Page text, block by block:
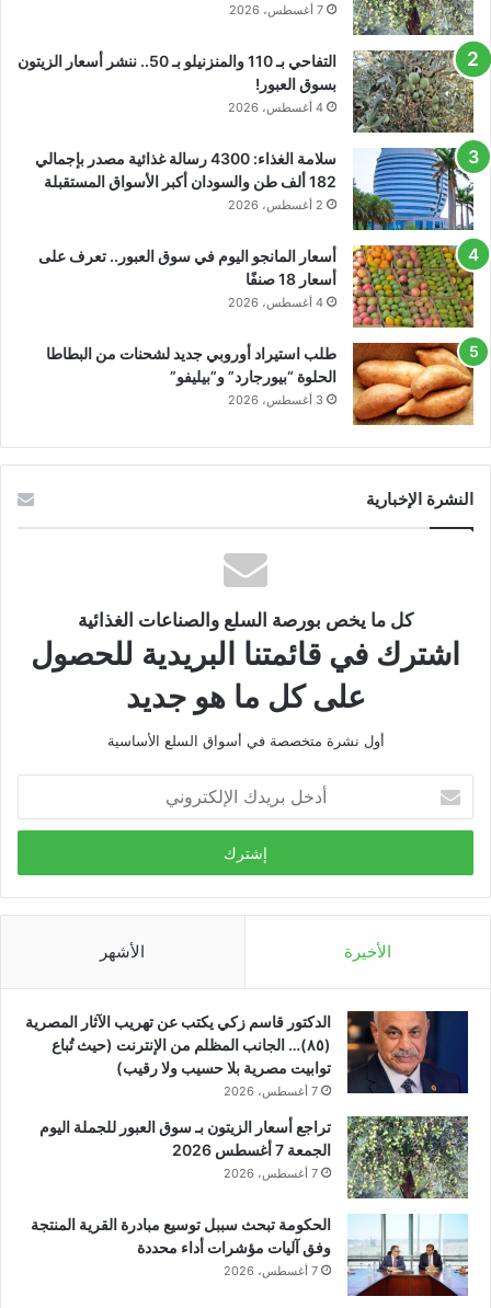
7 أغسطس، 2026
التفاحي بـ 110 والمنزنيلو بـ 50.. ننشر أسعار الزيتون
بسوق العبور!
4 أغسطس، 2026
سلامة الغذاء: 4300 رسالة غذائية مصدر بإجمالي
182 ألف طن والسودان أكبر الأسواق المستقبلة
2 أغسطس، 2026
أسعار المانجو اليوم في سوق العبور.. تعرف على
أسعار 18 صنفًا
4 أغسطس، 2026
طلب استيراد أوروبي جديد لشحنات من البطاطا
الحلوة “بيورجارد” و”بيليفو”
3 أغسطس، 2026
النشرة الإخبارية
كل ما يخص بورصة السلع والصناعات الغذائية
اشترك في قائمتنا البريدية للحصول
على كل ما هو جديد
أول نشرة متخصصة في أسواق السلع الأساسية
بريدك
الإلكتروني
الأخيرة الأشهر
الدكتور قاسم زكي يكتب عن تهريب الآثار المصرية
(٨٥)… الجانب المظلم من الإنترنت (حيث تُباع
توابيت مصرية بلا حسيب ولا رقيب)
7 أغسطس، 2026
تراجع أسعار الزيتون بـ سوق العبور للجملة اليوم
الجمعة 7 أغسطس 2026
7 أغسطس، 2026
الحكومة تبحث سببل توسيع مبادرة القرية المنتجة
وفق آليات مؤشرات أداء محددة
7 أغسطس، 2026